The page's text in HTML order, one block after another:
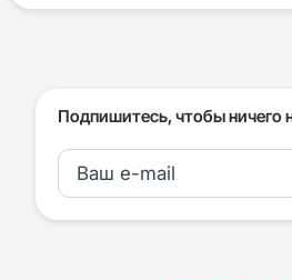
Подпишитесь, чтобы ничего